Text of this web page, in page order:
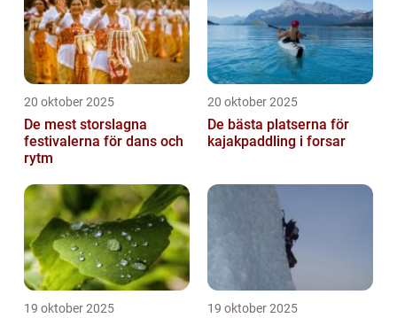
20 oktober 2025
De mest storslagna
festivalerna för dans och
rytm
20 oktober 2025
De bästa platserna för
kajakpaddling i forsar
19 oktober 2025 19 oktober 2025